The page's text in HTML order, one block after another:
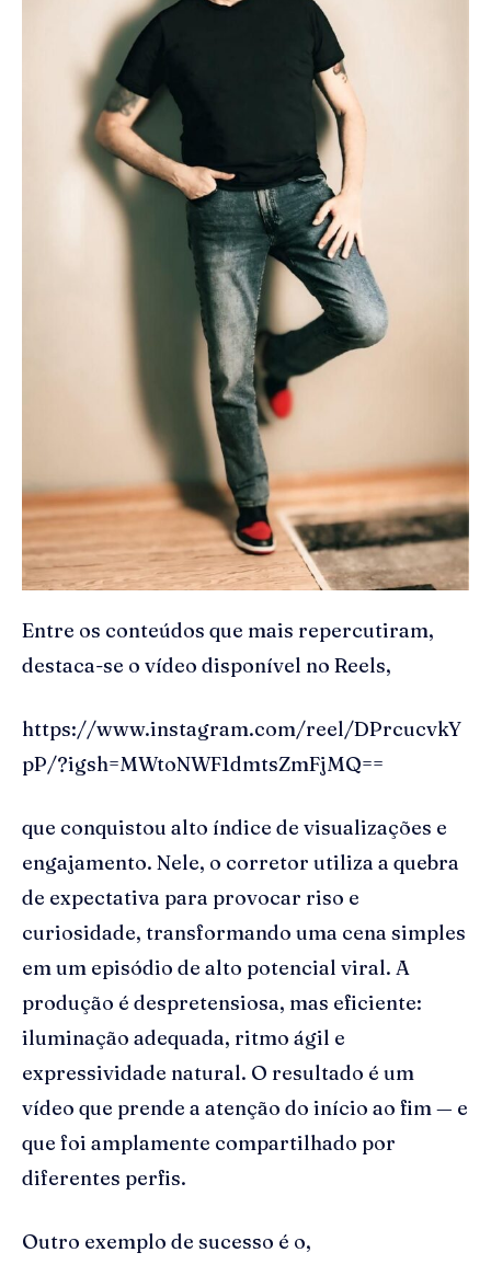
Entre os conteúdos que mais repercutiram,
destaca-se o vídeo disponível no Reels,
https://www.instagram.com/reel/DPrcucvkY
pP/?igsh=MWtoNWF1dmtsZmFjMQ==
que conquistou alto índice de visualizações e
engajamento. Nele, o corretor utiliza a quebra
de expectativa para provocar riso e
curiosidade, transformando uma cena simples
em um episódio de alto potencial viral. A
produção é despretensiosa, mas eficiente:
iluminação adequada, ritmo ágil e
expressividade natural. O resultado é um
vídeo que prende a atenção do início ao fim — e
que foi amplamente compartilhado por
diferentes perfis.
Outro exemplo de sucesso é o,